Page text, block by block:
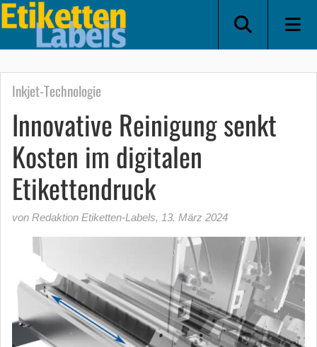
Inkjet-Technologie
Innovative Reinigung senkt
Kosten im digitalen
Etikettendruck
von Redaktion Etiketten-Labels, 13. März 2024